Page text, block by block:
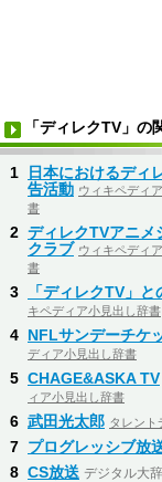
「ディレクTV」の
1
日本におけるディ
告活動 ウィキペディ
書
2 ディレクTVアニメ
クラブ ウィキペディ
書
3 「ディレクTV」と
キペディア小見出し辞書
4 NFLサンデーチケ
ディア小見出し辞書
5 CHAGE&ASKA TV
ィア小見出し辞書
6 武田光太郎 タレント
7 プログレッシブ放
8 CS放送 デジタル大